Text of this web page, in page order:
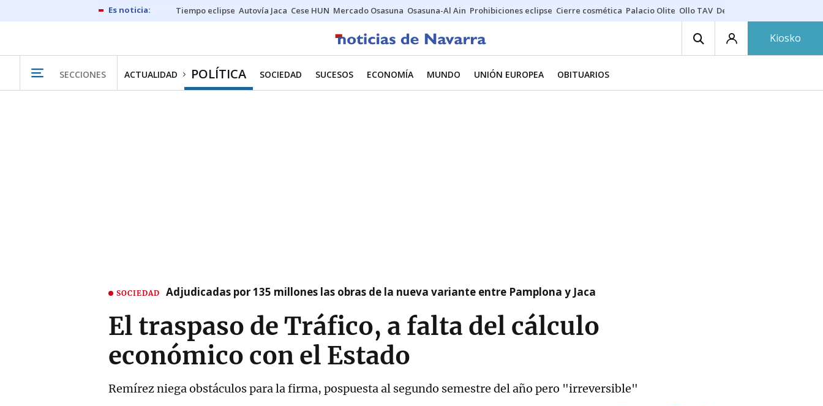
Tiempo eclipse Autovía Jaca Cese HUN Mercado Osasuna Osasuna-Al Ain Prohibiciones eclipse Cierre cosmética Palacio Olite Ollo TAV Derrama vecinos
Kiosko
SECCIONES ACTUALIDAD POLÍTICA SOCIEDAD SUCESOS ECONOMÍA MUNDO UNIÓN EUROPEA OBITUARIOS
SOCIEDAD Adjudicadas por 135 millones las obras de la nueva variante entre Pamplona y Jaca
El traspaso de Tráfico, a falta del cálculo
económico con el Estado
Remírez niega obstáculos para la firma, pospuesta al segundo semestre del año pero "irreversible"